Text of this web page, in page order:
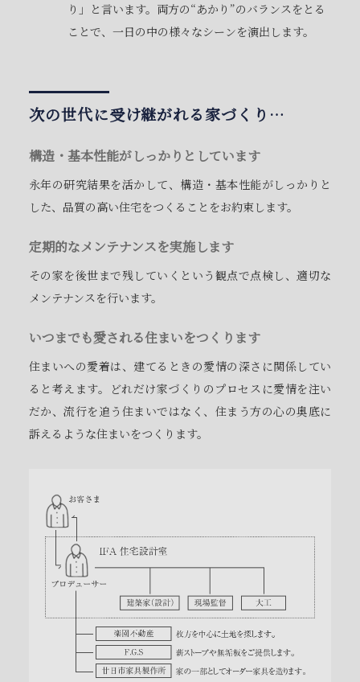
り」と言います。両方の“あかり”のバランスをとる
ことで、一日の中の様々なシーンを演出します。
次の世代に受け継がれる家づくり…
構造・基本性能がしっかりとしています
永年の研究結果を活かして、構造・基本性能がしっかりと
した、品質の高い住宅をつくることをお約束します。
定期的なメンテナンスを実施します
その家を後世まで残していくという観点で点検し、適切な
メンテナンスを行います。
いつまでも愛される住まいをつくります
住まいへの愛着は、建てるときの愛情の深さに関係してい
ると考えます。どれだけ家づくりのプロセスに愛情を注い
だか、流行を追う住まいではなく、住まう方の心の奥底に
訴えるような住まいをつくります。